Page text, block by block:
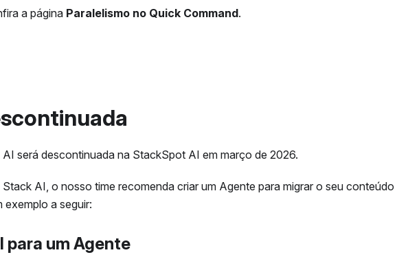
a página Paralelismo no Quick Command.
será descontinuada na StackSpot AI em março de 2026.
AI, o nosso time recomenda criar um Agente para migrar o seu conteúdo
exemplo a seguir:
para um Agente